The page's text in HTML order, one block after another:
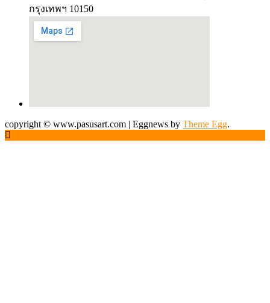
กรุงเทพฯ 10150
copyright © www.pasusart.com | Eggnews by Theme Egg.